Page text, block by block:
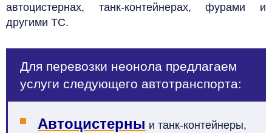
автоцистернах, танк-контейнерах, фурами и
другими ТС.
Для перевозки неонола предлагаем
услуги следующего автотранспорта:
Автоцистерны и танк-контейнеры,